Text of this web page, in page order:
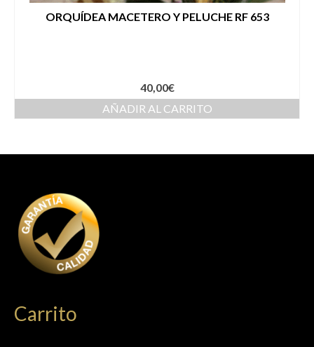
ORQUÍDEA MACETERO Y PELUCHE RF 653
40,00€
AÑADIR AL CARRITO
Carrito